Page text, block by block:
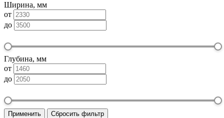
Ширина, мм
от
до
Глубина, мм
от
до
Применить Сбросить фильтр